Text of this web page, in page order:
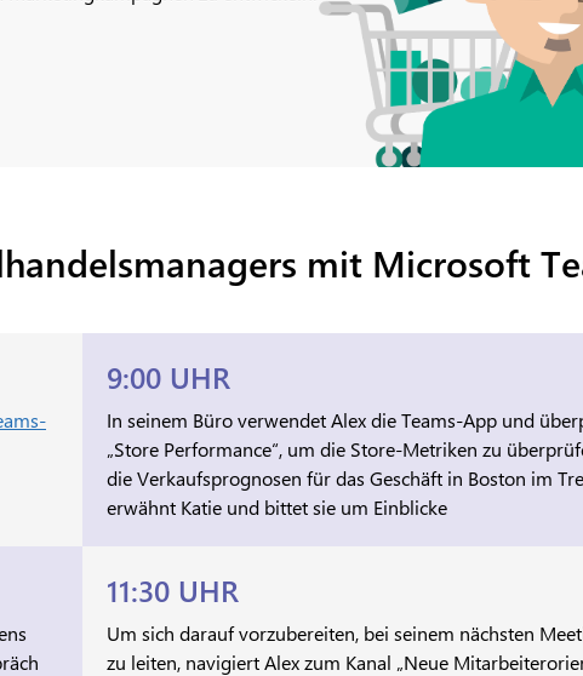
mit Microsoft
9:00 UHR
In seinem Büro verwendet Alex die Teams-App und
„Store Performance“, um die Store-Metriken zu
die Verkaufsprognosen für das Geschäft in Boston im
erwähnt Katie und bittet sie um Einblicke
11:30 UHR
Um sich darauf vorzubereiten, bei seinem nächsten
zu leiten, navigiert Alex zum Kanal „Neue